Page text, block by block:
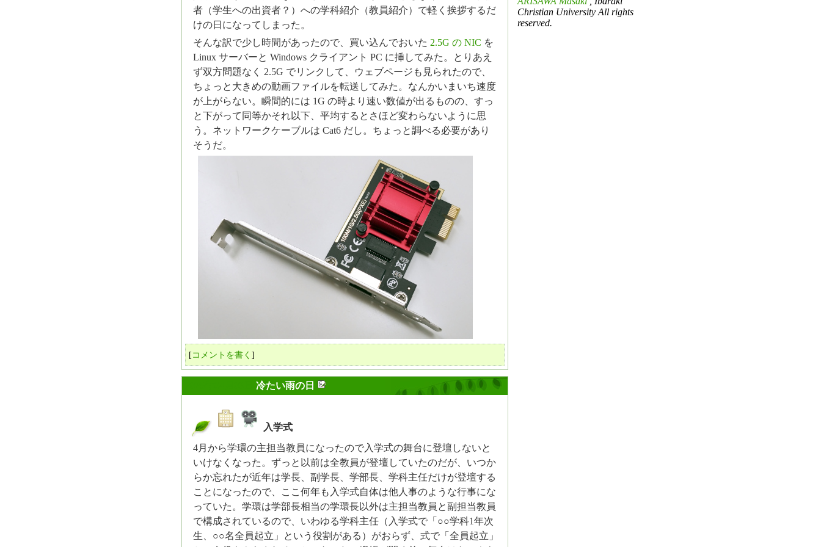
者（学生への出資者？）への学科紹介（教員紹介）で軽く挨拶するだ
けの日になってしまった。
そんな訳で少し時間があったので、買い込んでおいた 2.5G の NIC を
Linux サーバーと Windows クライアント PC に挿してみた。とりあえ
ず双方問題なく 2.5G でリンクして、ウェブページも見られたので、
ちょっと大きめの動画ファイルを転送してみた。なんかいまいち速度
が上がらない。瞬間的には 1G の時より速い数値が出るものの、すっ
と下がって同等かそれ以下、平均するとさほど変わらないように思
う。ネットワークケーブルは Cat6 だし。ちょっと調べる必要があり
そうだ。
[コメントを書く ]
冷たい雨の日
入学式
4月から学環の主担当教員になったので入学式の舞台に登壇しないと
いけなくなった。ずっと以前は全教員が登壇していたのだが、いつか
らか忘れたが近年は学長、副学長、学部長、学科主任だけが登壇する
ことになったので、ここ何年も入学式自体は他人事のような行事にな
っていた。学環は学部長相当の学環長以外は主担当教員と副担当教員
で構成されているので、いわゆる学科主任（入学式で「○○学科1年次
生、○○名全員起立」という役割がある）がおらず、式で「全員起立」
Christian University All rights
reserved.